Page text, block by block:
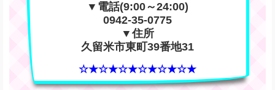
▼電話(9:00～24:00)
0942-35-0775
▼住所
久留米市東町39番地31
☆★☆★☆★☆★☆★☆★